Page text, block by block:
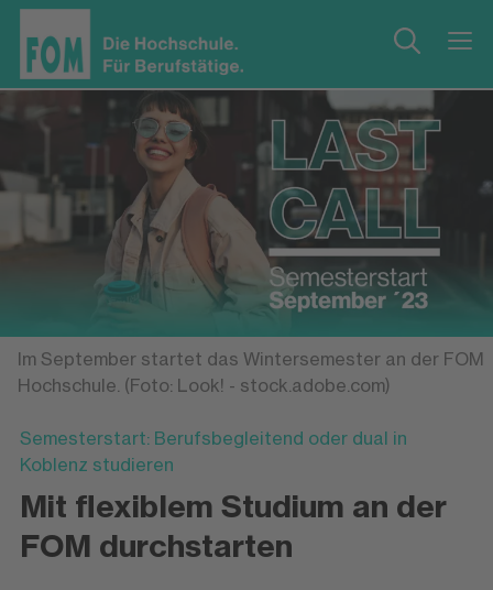
Im September startet das Wintersemester an der FOM
Hochschule. (Foto: Look! - stock.adobe.com)
Semesterstart: Berufsbegleitend oder dual in
Koblenz studieren
Mit flexiblem Studium an der
FOM durchstarten